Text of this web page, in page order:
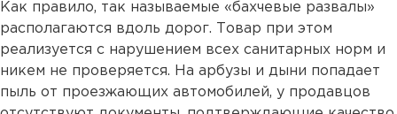
Как правило, так называемые «бахчевые развалы»
располагаются вдоль дорог. Товар при этом
реализуется с нарушением всех санитарных норм и
никем не проверяется. На арбузы и дыни попадает
пыль от проезжающих автомобилей, у продавцов